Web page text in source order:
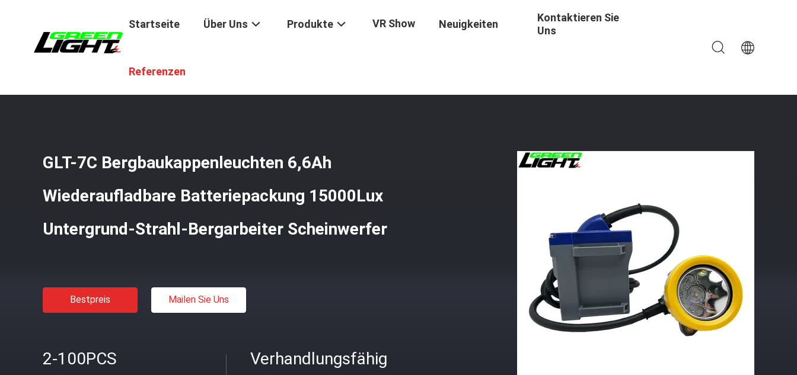
Startseite Über Uns Produkte VR Show Neuigkeiten
Kontaktieren Sie
Uns
Referenzen
GLT-7C Bergbaukappenleuchten 6,6Ah
Wiederaufladbare Batteriepackung 15000Lux
Untergrund-Strahl-Bergarbeiter Scheinwerfer
Bestpreis Mailen Sie Uns
2-100PCS Verhandlungsfähig